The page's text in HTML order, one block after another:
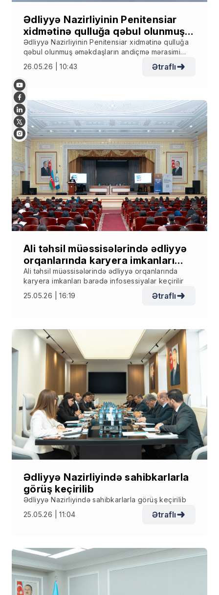
Ədliyyə Nazirliyinin Penitensiar
xidmətinə qulluğa qəbul olunmuş
əməkdaşların andiçmə mərasimi
keçirilib
Ədliyyə Nazirliyinin Penitensiar xidmətinə qulluğa
qəbul olunmuş əməkdaşların andiçmə mərasimi
26.05.26 | 10:43 Ətraflı
Ali təhsil müəssisələrində ədliyyə
orqanlarında karyera imkanları
barədə infosessiyalar keçirilir
Ali təhsil müəssisələrində ədliyyə orqanlarında
karyera imkanları barədə infosessiyalar keçirilir
25.05.26 | 16:19
Ətraflı
Ədliyyə Nazirliyində sahibkarlarla
görüş keçirilib
Ədliyyə Nazirliyində sahibkarlarla görüş keçirilib
25.05.26 | 11:04
Ətraflı